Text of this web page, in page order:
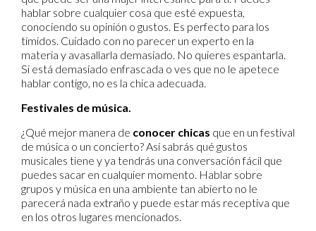
hablar sobre cualquier cosa que esté expuesta,
conociendo su opinión o gustos. Es perfecto para los
tímidos. Cuidado con no parecer un experto en la
materia y avasallarla demasiado. No quieres espantarla.
Si está demasiado enfrascada o ves que no le apetece
hablar contigo, no es la chica adecuada.
Festivales de música.
¿Qué mejor manera de conocer chicas que en un festival
de música o un concierto? Así sabrás qué gustos
musicales tiene y ya tendrás una conversación fácil que
puedes sacar en cualquier momento. Hablar sobre
grupos y música en una ambiente tan abierto no le
parecerá nada extraño y puede estar más receptiva que
en los otros lugares mencionados.